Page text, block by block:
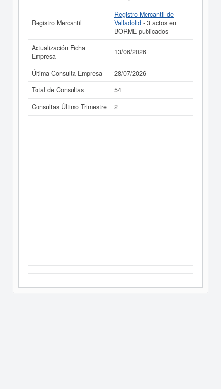
Registro Mercantil
Registro Mercantil de
Valladolid - 3 actos en
BORME publicados
Actualización Ficha
Empresa
13/06/2026
Última Consulta Empresa
28/07/2026
Total de Consultas
54
Consultas Último Trimestre
2